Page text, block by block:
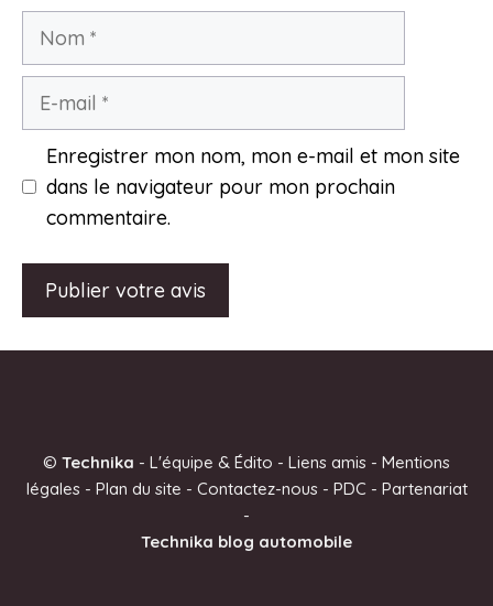
Nom
Enregistrer mon nom, mon e-mail et mon site
dans le navigateur pour mon prochain
commentaire.
n
© Technika - L'équipe & Édito - Liens amis - Mentions
légales- Plan du site - Contactez-nous- PDC - Partenariat
-
Technika blog automobile